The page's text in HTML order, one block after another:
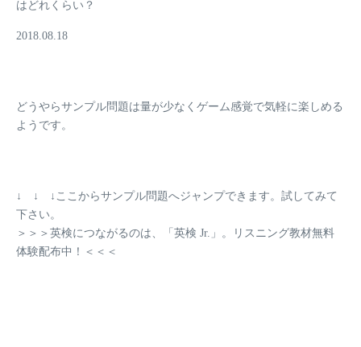
はどれくらい？
2018.08.18
どうやらサンプル問題は量が少なくゲーム感覚で気軽に楽しめる
ようです。
↓ ↓ ↓ここからサンプル問題へジャンプできます。試してみて
下さい。
＞＞＞英検につながるのは、「英検 Jr.」。リスニング教材無料
体験配布中！＜＜＜